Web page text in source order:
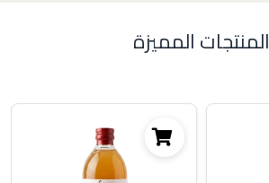
المنتجات المميزة